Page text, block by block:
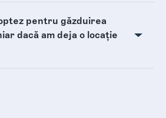
pentru găzduirea
dacă am deja o locație